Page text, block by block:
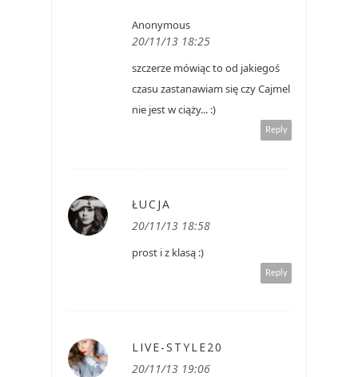
Anonymous
20/11/13 18:25
szczerze mówiąc to od jakiegoś
czasu zastanawiam się czy Cajmel
nie jest w ciąży... :)
Reply
ŁUCJA
20/11/13 18:58
prost i z klasą :)
Reply
LIVE-STYLE20
20/11/13 19:06